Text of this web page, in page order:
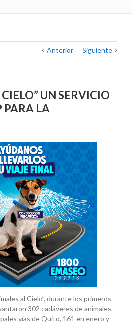
Anterior Siguiente
UN SERVICIO
PARA LA
al Cielo”, durante los primeros
302 cadáveres de animales
vías de Quito, 161 en enero y